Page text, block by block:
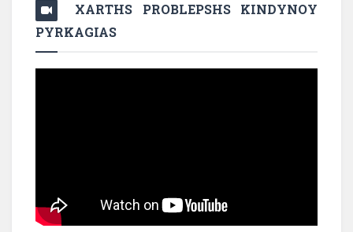
XARTHS PROBLEPSHS KINDYNOY
PYRKAGIAS